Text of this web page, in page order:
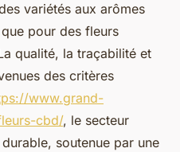
variétés aux arômes
pour des fleurs
qualité, la traçabilité et
des critères
www.grand-
cbd/, le secteur
soutenue par une